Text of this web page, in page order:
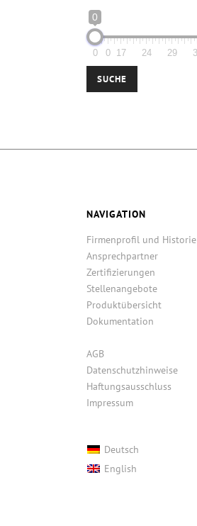
0
0 0 17 24 29
SUCHE
NAVIGATION
Firmenprofil und Historie
Ansprechpartner
Zertifizierungen
Stellenangebote
Produktübersicht
Dokumentation
AGB
Datenschutzhinweise
Haftungsausschluss
Impressum
Deutsch
English